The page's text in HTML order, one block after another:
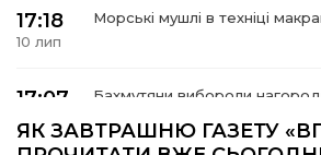
17:18
10 лип
Морські мушлі в техніці
17:07
Бахмутяни вибороли
ЯК ЗАВТРАШНЮ ГАЗЕТУ